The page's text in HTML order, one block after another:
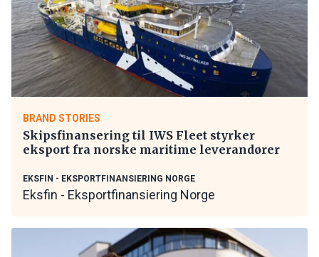
BRAND STORIES
Skipsfinansering til IWS Fleet styrker
eksport fra norske maritime leverandører
EKSFIN - EKSPORTFINANSIERING NORGE
Eksfin - Eksportfinansiering Norge